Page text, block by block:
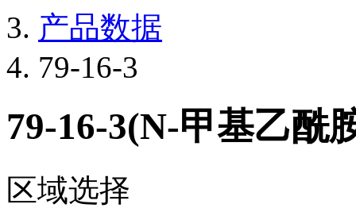
产品数据
79-16-3
79-16-3(N-甲基乙酰
区域选择